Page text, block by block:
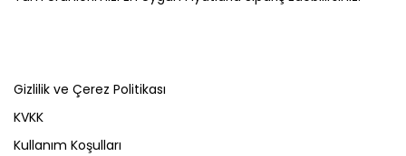
Gizlilik ve Çerez Politikası
KVKK
Kullanım Koşulları